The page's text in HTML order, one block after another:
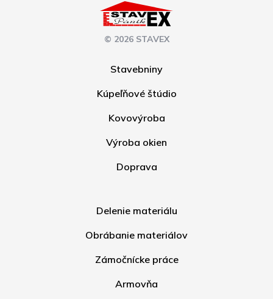
© 2026 STAVEX
Stavebniny
Kúpeľňové štúdio
Kovovýroba
Výroba okien
Doprava
Delenie materiálu
Obrábanie materiálov
Zámočnícke práce
Armovňa